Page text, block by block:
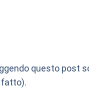
questo post
fatto).